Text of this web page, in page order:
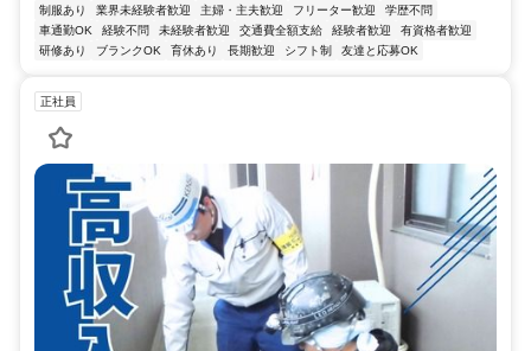
制服あり 業界未経験者歓迎 主婦・主夫歓迎 フリーター歓迎
学歴不問
車通勤OK
経験不問 未経験者歓迎 交通費全額支給 経験者歓迎
有資格者歓迎
研修あり
ブランクOK 育休あり 長期歓迎 シフト制 友達と応募OK
正社員